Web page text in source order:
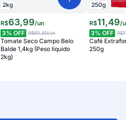
2kg
R$63,99/un
3% OFF R$65,89/un
Tomate Seco Campo Belo
Balde 1,4kg (Peso líquido
2kg)
250g
R$11,49/
3% OFF
Café
250g